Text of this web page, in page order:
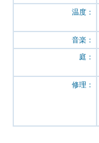
温度：
音楽：
庭：
修理：